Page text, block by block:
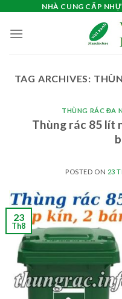
content
NHÀ CUNG CẤP
TAG ARCHIVES:
THÙNG RÁC ĐA
Thùng rác 85 lít
POSTED ON 23
23
Th8